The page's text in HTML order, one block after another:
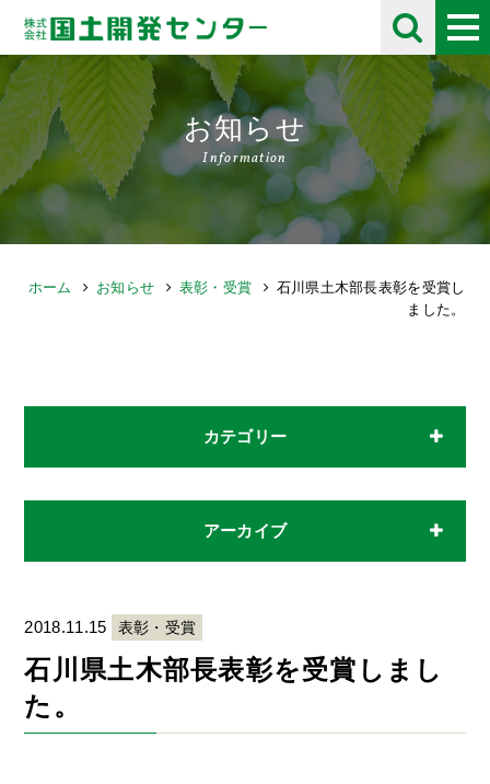
お知らせ
Information
ホーム お知らせ 表彰・受賞
石川県土木部長表彰を受賞し
ました。
カテゴリー
アーカイブ
2018.11.15 表彰・受賞
石川県土木部長表彰を受賞しまし
た。